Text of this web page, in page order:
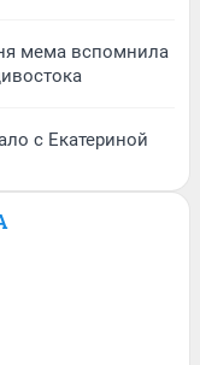
мема вспомнила
с Екатериной